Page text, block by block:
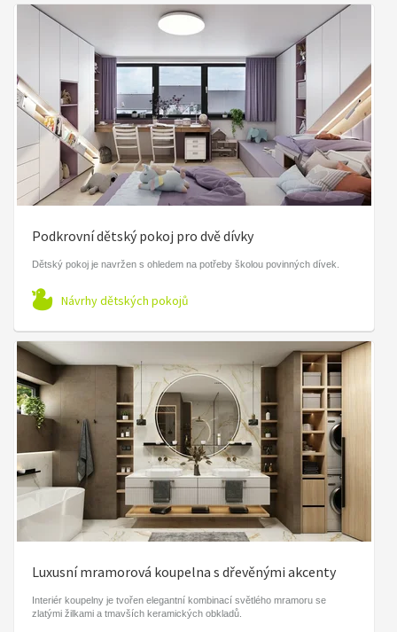
Podkrovní dětský pokoj pro dvě dívky
Dětský pokoj je navržen s ohledem na potřeby školou povinných dívek.
Návrhy dětských pokojů
Luxusní mramorová koupelna s dřevěnými akcenty
Interiér koupelny je tvořen elegantní kombinací světlého mramoru se
zlatými žilkami a tmavších keramických obkladů.